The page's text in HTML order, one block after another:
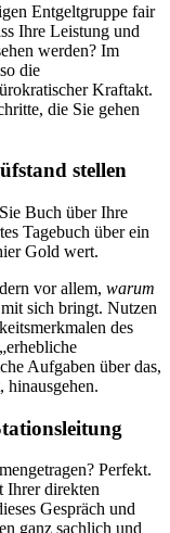
Entgeltgruppe fair
Ihre Leistung und
werden? Im
die
Kraftakt.
die Sie gehen
stellen
Buch über Ihre
Tagebuch über ein
Gold wert.
vor allem, warum
sich bringt. Nutzen
des
Aufgaben über das,
Perfekt.
Ihrer direkten
Gespräch und
ganz sachlich und